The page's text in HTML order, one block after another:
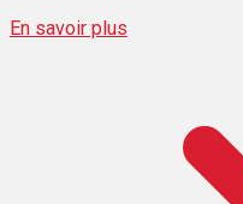
En savoir plus